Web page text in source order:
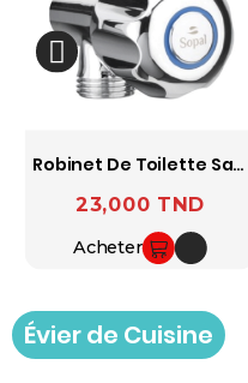
Robinet De Toilette Salakta SOPAL
Prix
23,000 TND
Acheter
Évier de Cuisine